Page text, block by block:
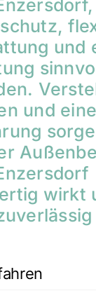
und
und
wirkt